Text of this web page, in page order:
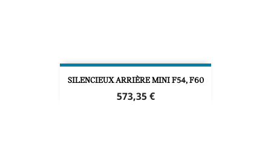
SILENCIEUX ARRIÈRE MINI F54, F60
Prix
573,35 €